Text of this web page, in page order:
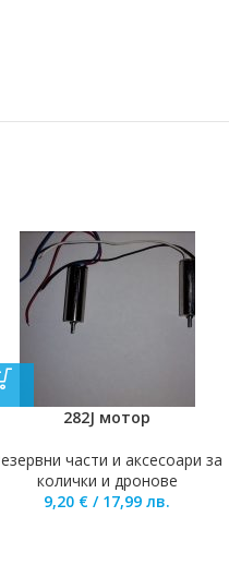
282J мотор
части и аксесоари за
колички и дронове
9,20 € / 17,99 лв.